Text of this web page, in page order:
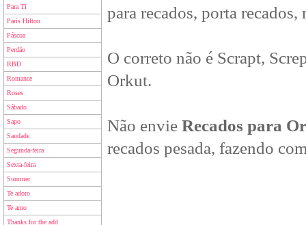
Para Ti
Paris Hilton
Páscoa
Perdão
RBD
Romance
Roses
Sábado
Sapo
Saudade
Segunda-feira
Sexta-feira
Summer
Te adoro
Te amo
Thanks for the add
para recados, porta
O correto não é Scrapt,
Orkut.
Não envie Recados para
recados pesada, fazendo